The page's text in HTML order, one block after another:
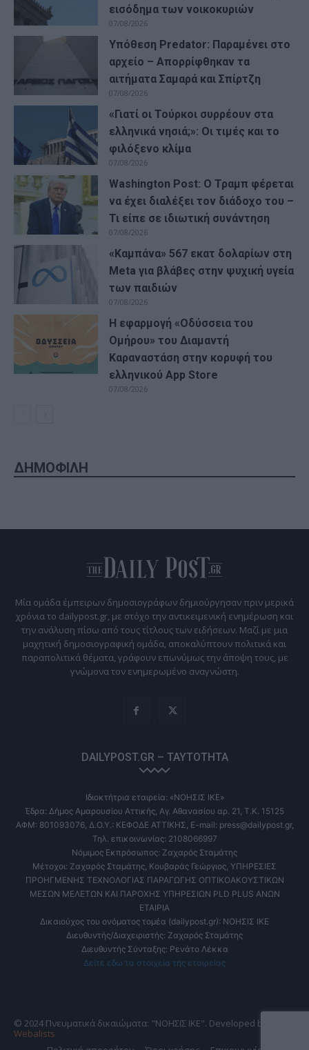
εισόδημα των νοικοκυριών
07/08/2026
Υπόθεση Predator: Παραμένει στο
αρχείο – Απορρίφθηκαν τα
αιτήματα Σαμαρά και Σπίρτζη
07/08/2026
«Γιατί οι Τούρκοι συρρέουν στα
ελληνικά νησιά;»: Οι τιμές και το
φιλόξενο κλίμα
07/08/2026
Washington Post: Ο Τραμπ φέρεται
να έχει διαλέξει τον διάδοχο του –
Τι είπε σε ιδιωτική συνάντηση
07/08/2026
«Καμπάνα» 567 εκατ δολαρίων στη
Meta για βλάβες στην ψυχική υγεία
των παιδιών
07/08/2026
Η εφαρμογή «Οδύσσεια του
Ομήρου» του Διαμαντή
Καραναστάση στην κορυφή του
ελληνικού App Store
07/08/2026
ΔΗΜΟΦΙΛΗ
Μία ομάδα έμπειρων δημοσιογράφων δημιούργησαν πριν μερικά
χρόνια το dailypost.gr, με στόχο την αντικειμενική ενημέρωση και
την ανάλυση πίσω από τους τίτλους των ειδήσεων. Μαζί με μια
μαχητική δημοσιογραφική ομάδα, αποκαλύπτουν πολιτικά και
παραπολιτικά θέματα, γράφουν επωνύμως την άποψη τους, με
γνώμονα τον ενημερωμένο αναγνώστη.
DAILYPOST.GR – ΤΑΥΤΌΤΗΤΑ
Ιδιοκτήτρια εταιρεία: «ΝΟΗΣΙΣ ΙΚΕ»
Έδρα: Δήμος Αμαρουσίου Αττικής, Αγ. Αθανασίου αρ. 21, Τ.Κ. 15125
ΑΦΜ: 801093076, Δ.Ο.Υ.: ΚΕΦΟΔΕ ΑΤΤΙΚΗΣ, E-mail: press@dailypost.gr,
Τηλ. επικοινωνίας: 2108066997
Νόμιμος Εκπρόσωπος: Ζαχαρός Σταμάτης
Μέτοχοι: Ζαχαρός Σταμάτης, Κουβαράς Γεώργιος, ΥΠΗΡΕΣΙΕΣ
ΠΡΟΗΓΜΕΝΗΣ ΤΕΧΝΟΛΟΓΙΑΣ ΠΑΡΑΓΩΓΗΣ ΟΠΤΙΚΟΑΚΟΥΣΤΙΚΩΝ
ΜΕΣΩΝ ΜΕΛΕΤΩΝ ΚΑΙ ΠΑΡΟΧΗΣ ΥΠΗΡΕΣΙΩΝ PLD PLUS ΑΝΩΝ
ΕΤΑΙΡΙΑ
Δικαιούχος του ονόματος τομέα (dailypost.gr): ΝΟΗΣΙΣ ΙΚΕ
Διευθυντής/Διαχειριστής: Ζαχαρός Σταμάτης
Διευθυντής Σύνταξης: Ρενάτο Λέκκα
Δείτε εδώ τα στοιχεία της εταιρείας
© 2024 Πνευματικά δικαιώματα: "ΝΟΗΣΙΣ ΙΚΕ". Developed by
Webalists